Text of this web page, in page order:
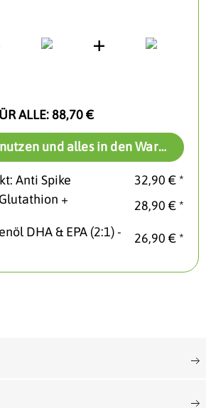
ALLE: 88,70 €
und alles in den Warenkorb
Anti Spike
32,90 € *
+
28,90 € *
DHA & EPA (2:1) -
26,90 € *